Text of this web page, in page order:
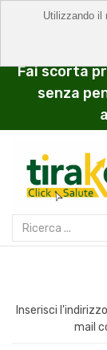
Fai scorta
senza
Inserisci
mail
Utilizzando il